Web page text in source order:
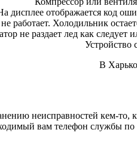
дисплее отображается код
работает. Холодильник
не раздает лед как
Устройство
В
неисправностей кем-то,
вам телефон службы по